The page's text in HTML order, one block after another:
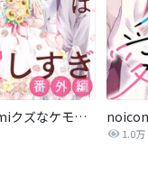
noicomiクズなケモノは愛しすぎ
1.0万